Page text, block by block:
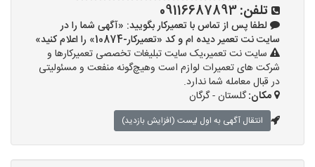
تلفن:09116687893
لطفا پس از تماس با تعمیرکار بگویید: «آگهی شما را در
سایت نت تعمیر دیده ام و کد «تعمیرکار-10874» را اعلام کنید»
سایت نت تعمیر،یک سایت تبلیغات تخصصی تعمیرکارها و
شرکت های تعمیرات لوازم است وهیچ‌گونه منفعت و مسئولیتی
در قبال معامله شما ندارد.
مکان:گلستان - گرگان
انتقال آگهی به اول لیست (افزایش بازدید)